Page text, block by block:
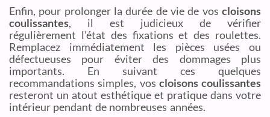
Enfin, pour prolonger la durée de vie de vos cloisons
coulissantes, il est judicieux de vérifier
régulièrement l’état des fixations et des roulettes.
Remplacez immédiatement les pièces usées ou
défectueuses pour éviter des dommages plus
importants. En suivant ces quelques
recommandations simples, vos cloisons coulissantes
resteront un atout esthétique et pratique dans votre
intérieur pendant de nombreuses années.